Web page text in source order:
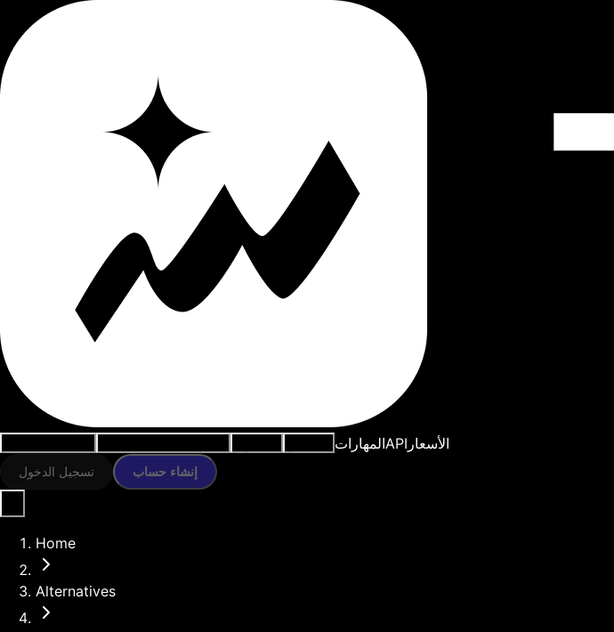
المهاراتAPI الأسعار
تسجيل الدخول إنشاء حساب
Home
Alternatives